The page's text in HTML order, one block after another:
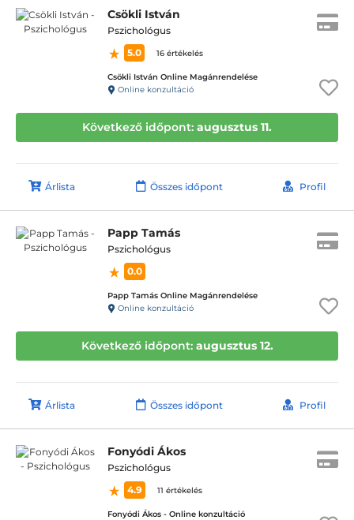
Csökli István
Pszichológus
5.0
16 értékelés
Csökli István Online Magánrendelése
Online konzultáció
Következő időpont: augusztus 11.
Árlista Összes időpont Profil
Papp Tamás
Pszichológus
0.0
Papp Tamás Online Magánrendelése
Online konzultáció
Következő időpont: augusztus 12.
Árlista Összes időpont Profil
Fonyódi Ákos
Pszichológus
4.9
11 értékelés
Fonyódi Ákos - Online konzultáció